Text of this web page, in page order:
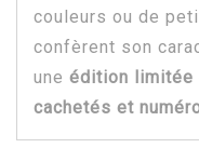
couleurs ou de
confèrent son
une édition limitée
cachetés et